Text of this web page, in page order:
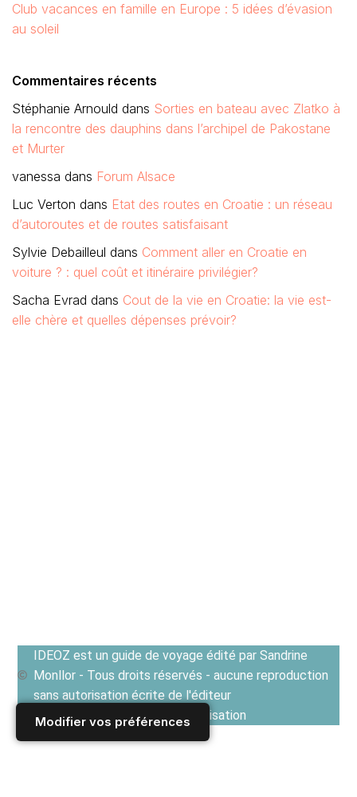
Modifier vos préférences
Club vacances en famille en Europe : 5 idées d’évasion
au soleil
Commentaires récents
Stéphanie Arnould dans Sorties en bateau avec Zlatko à
la rencontre des dauphins dans l’archipel de Pakostane
et Murter
vanessa dans Forum Alsace
Luc Verton dans Etat des routes en Croatie : un réseau
d’autoroutes et de routes satisfaisant
Sylvie Debailleul dans Comment aller en Croatie en
voiture ? : quel coût et itinéraire privilégier?
Sacha Evrad dans Cout de la vie en Croatie: la vie est-
elle chère et quelles dépenses prévoir?
IDEOZ est un guide de voyage édité par Sandrine
Monllor - Tous droits réservés - aucune reproduction
sans autorisation écrite de l'éditeur
Voir les Conditions générales d'utilisation